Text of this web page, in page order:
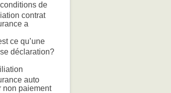
de
contrat
a
ce qu’une
déclaration?
auto
non paiement